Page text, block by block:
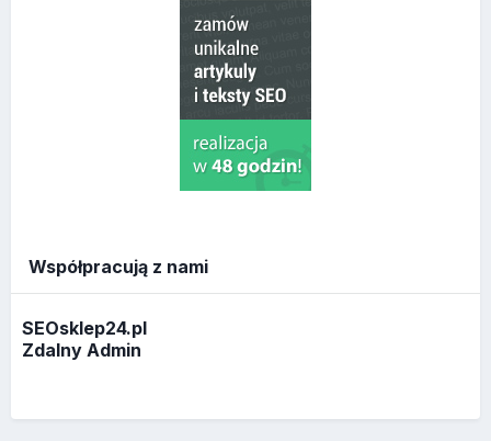
Współpracują z nami
SEOsklep24.pl
Zdalny Admin